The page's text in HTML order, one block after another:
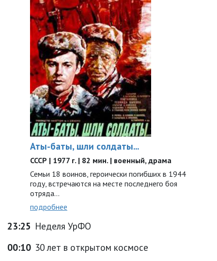
Аты-баты, шли солдаты...
СССР | 1977 г. | 82 мин. | военный, драма
Семьи 18 воинов, героически погибших в 1944
году, встречаются на месте последнего боя
отряда…
подробнее
23:25 Неделя УрФО
00:10 30 лет в открытом космосе